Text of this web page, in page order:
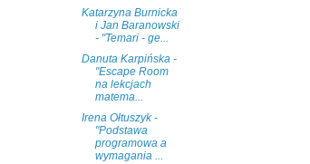
Katarzyna Burnicka
i Jan Baranowski
- "Temari - ge...
Danuta Karpińska -
"Escape Room
na lekcjach
matema...
Irena Ołtuszyk -
"Podstawa
programowa a
wymagania ...